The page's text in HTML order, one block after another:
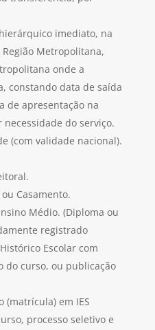
imediato, na
Metropolitana,
onde a
constando data de saída
de apresentação na
necessidade do serviço.
(com validade nacional).
Casamento.
Médio. (Diploma ou
registrado
Escolar com
do curso, ou publicação
(matrícula) em IES
processo seletivo e